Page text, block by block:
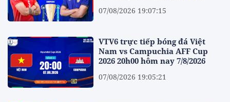
07/08/2026 19:07:15
VTV6 trực tiếp bóng đá Việt
Nam vs Campuchia AFF Cup
2026 20h00 hôm nay 7/8/2026
07/08/2026 19:05:21